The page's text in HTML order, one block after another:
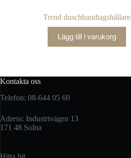
Trend duschhandtagshållare
Lägg till i varukorg
Kontakta oss
Telefon: 08-644 05 60
Adress: Industrivägen 13
171 48 Solna
Hitta hit